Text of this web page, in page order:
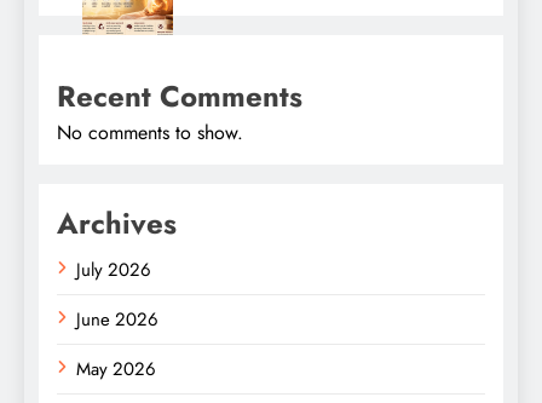
Recent Comments
No comments to show.
Archives
July 2026
June 2026
May 2026